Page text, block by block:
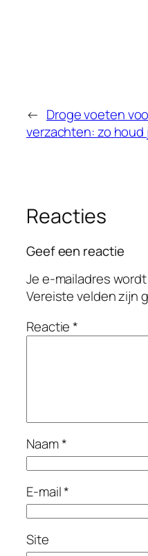
← Droge voeten
verzachten: zo houd
Reacties
Geef een reactie
Je e-mailadres
Vereiste velden zijn
Reactie*
Naam*
E-mail*
Site